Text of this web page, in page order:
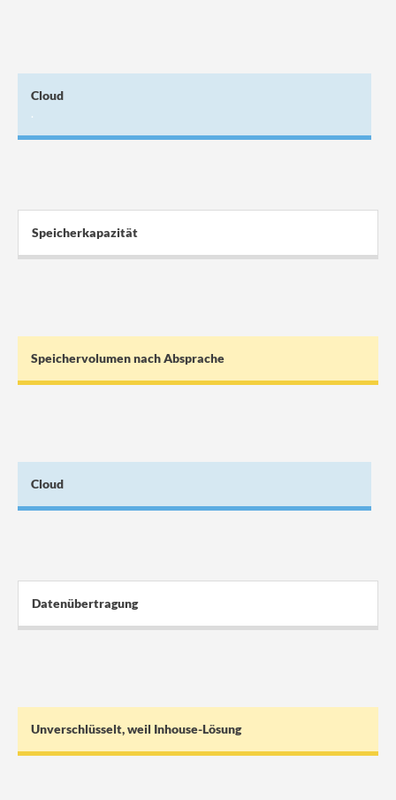
Cloud
.
Speicherkapazität
Speichervolumen nach Absprache
Cloud
Datenübertragung
Unverschlüsselt, weil Inhouse-Lösung